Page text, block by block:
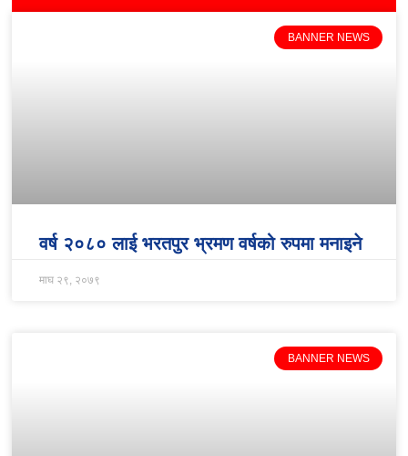
BANNER NEWS
वर्ष २०८० लाई भरतपुर भ्रमण वर्षको रुपमा मनाइने
माघ २९, २०७९
BANNER NEWS